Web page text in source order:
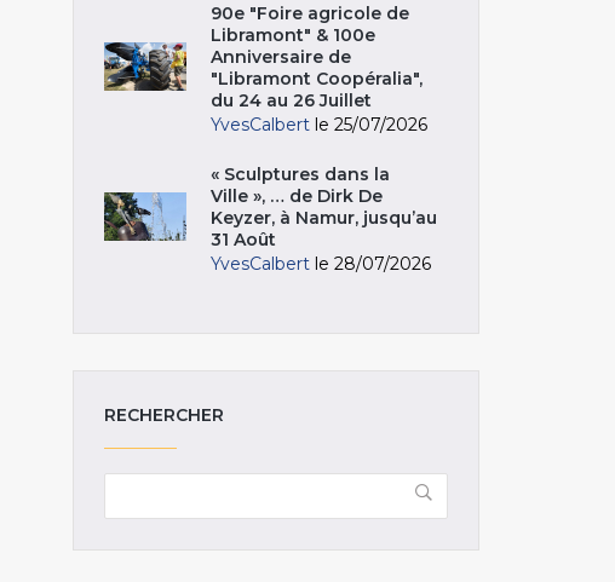
90e "Foire agricole de
Libramont" & 100e
Anniversaire de
"Libramont Coopéralia",
du 24 au 26 Juillet
YvesCalbert le 25/07/2026
« Sculptures dans la
Ville », … de Dirk De
Keyzer, à Namur, jusqu’au
31 Août
YvesCalbert le 28/07/2026
RECHERCHER